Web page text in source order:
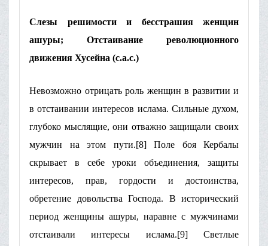
Слезы решимости и бесстрашия женщин
ашуры; Отстаивание революционного
движения Хусейна (с.а.с.)
Невозможно отрицать роль женщин в развитии и
в отстаивании интересов ислама. Сильные духом,
глубоко мыслящие, они отважно защищали своих
мужчин на этом пути.[8] Поле боя Кербалы
скрывает в себе уроки объединения, защиты
интересов, прав, гордости и достоинства,
обретение довольства Господа. В исторический
период женщины ашуры, наравне с мужчинами
отстаивали интересы ислама.[9] Светлые